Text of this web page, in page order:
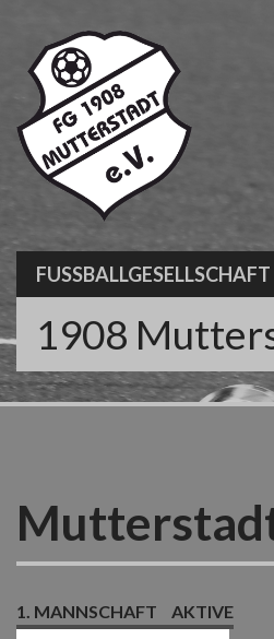
content
FUSSBALLGESELLSCHAFT
1908
1. MANNSCHAFT AKTIVE